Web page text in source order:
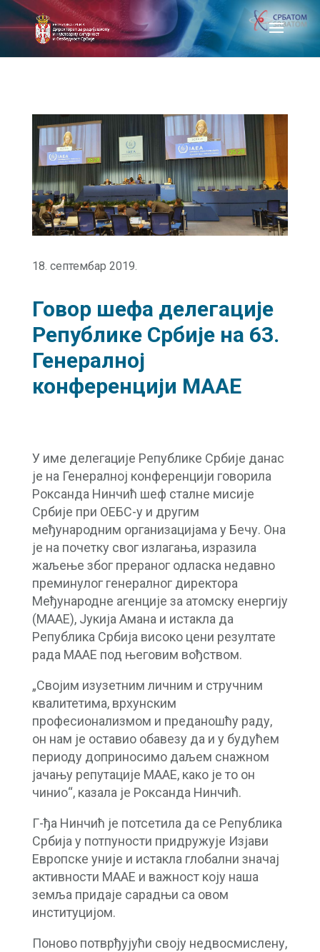
18. септембар 2019.
Говор шефа делегације
Републике Србије на 63.
Генералној
конференцији МААЕ
У име делегације Републике Србије данас
је на Генералној конференцији говорила
Роксанда Нинчић шеф сталне мисије
Србије при ОЕБС-у и другим
међународним организацијама у Бечу. Она
је на почетку свог излагања, изразила
жаљење због прераног одласка недавно
преминулог генералног директора
Међународне агенције за атомску енергију
(МААЕ), Јукија Амана и истакла да
Република Србија високо цени резултате
рада МААЕ под његовим вођством.
„Својим изузетним личним и стручним
квалитетима, врхунским
професионализмом и преданошћу раду,
он нам је оставио обавезу да и у будућем
периоду доприносимо даљем снажном
јачању репутације МААЕ, како је то он
чинио“, казала је Роксанда Нинчић.
Г-ђа Нинчић је потсетила да се Република
Србија у потпуности придружује Изјави
Европске уније и истакла глобални значај
активности МААЕ и важност коју наша
земља придаје сарадњи са овом
институцијом.
Поново потврђујући своју недвосмислену,